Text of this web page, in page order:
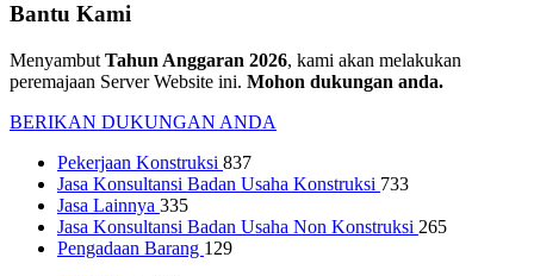
Bantu Kami
Menyambut Tahun Anggaran 2026, kami akan melakukan
peremajaan Server Website ini. Mohon dukungan anda.
BERIKAN DUKUNGAN ANDA
Pekerjaan Konstruksi 837
Jasa Konsultansi Badan Usaha Konstruksi 733
Jasa Lainnya 335
Jasa Konsultansi Badan Usaha Non Konstruksi 265
Pengadaan Barang 129